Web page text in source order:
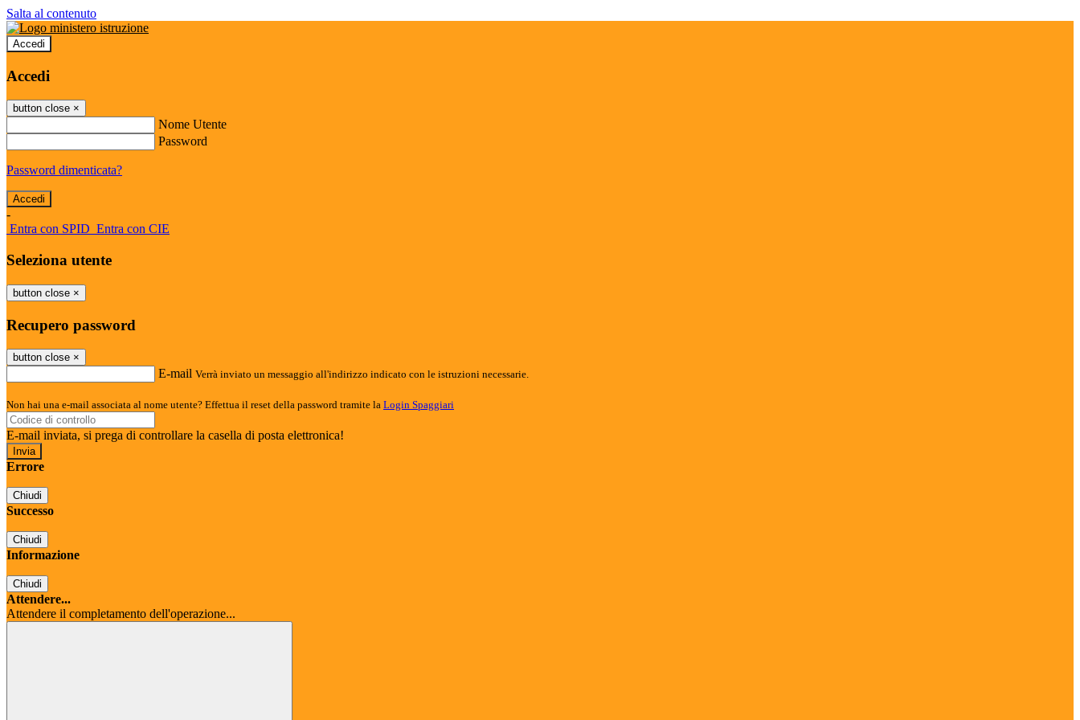
Salta al contenuto
Accedi
Accedi
button close ×
Nome Utente
Password
Password dimenticata?
-
Entra con SPID Entra con CIE
Seleziona utente
button close ×
Recupero password
button close ×
E-mail Verrà inviato un messaggio all'indirizzo indicato con le istruzioni necessarie.
Non hai una e-mail associata al nome utente? Effettua il reset della password tramite la Login Spaggiari
E-mail inviata, si prega di controllare la casella di posta elettronica!
Errore
Chiudi
Successo
Chiudi
Informazione
Chiudi
Attendere...
Attendere il completamento dell'operazione...